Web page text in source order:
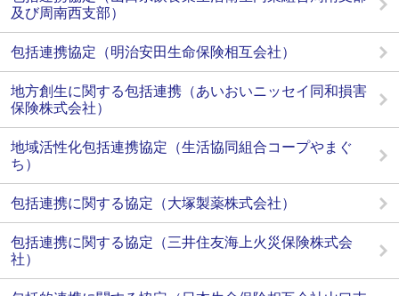
及び周南西支部）
包括連携協定（明治安田生命保険相互会社）
地方創生に関する包括連携（あいおいニッセイ同和損害
保険株式会社）
地域活性化包括連携協定（生活協同組合コープやまぐ
ち）
包括連携に関する協定（大塚製薬株式会社）
包括連携に関する協定（三井住友海上火災保険株式会
社）